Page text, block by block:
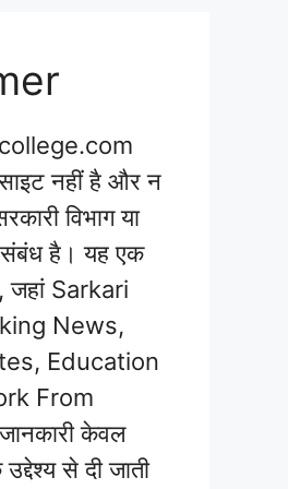
नहीं है और न
विभाग या
संबंध है। यह एक
जहां Sarkari
News,
Education
From
केवल
से दी जाती